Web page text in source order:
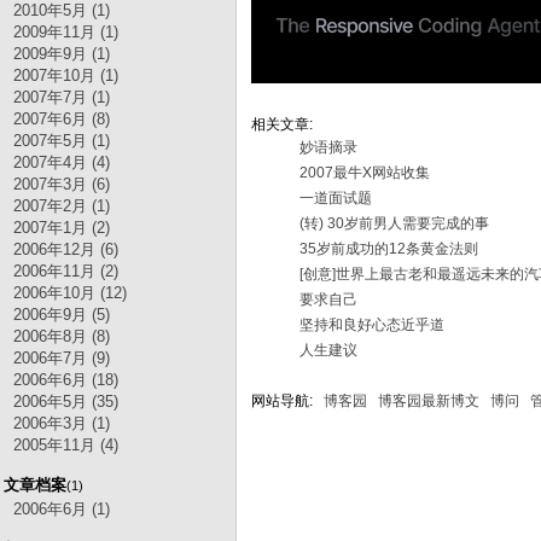
2010年5月 (1)
2009年11月 (1)
2009年9月 (1)
2007年10月 (1)
2007年7月 (1)
2007年6月 (8)
2007年5月 (1)
2007年4月 (4)
2007年3月 (6)
2007年2月 (1)
2007年1月 (2)
2006年12月 (6)
2006年11月 (2)
2006年10月 (12)
2006年9月 (5)
2006年8月 (8)
2006年7月 (9)
2006年6月 (18)
2006年5月 (35)
2006年3月 (1)
2005年11月 (4)
文章档案(1)
2006年6月 (1)
相关文章:
妙语摘录
2007最牛X网站收集
一道面试题
(转) 30岁前男人需要完成的事
35岁前成功的12条黄金法则
[创意]世界上最古老和最遥远未来的
要求自己
坚持和良好心态近乎道
人生建议
网站导航: 博客园 博客园最新博文 博问